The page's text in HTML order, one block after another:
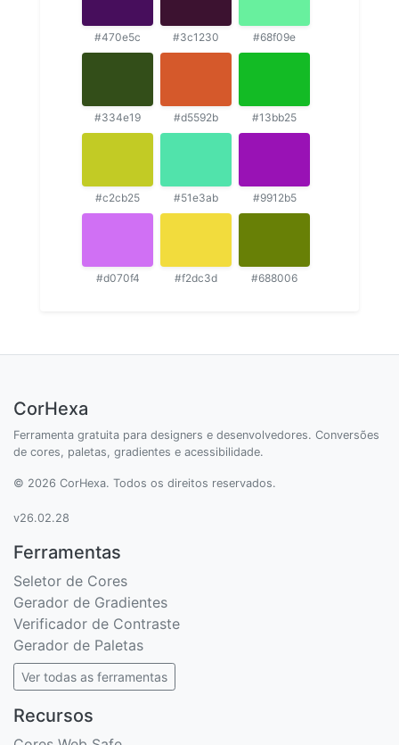
#470e5c #3c1230 #68f09e
#334e19 #d5592b #13bb25
#c2cb25 #51e3ab #9912b5
#d070f4 #f2dc3d #688006
CorHexa
Ferramenta gratuita para designers e desenvolvedores. Conversões
de cores, paletas, gradientes e acessibilidade.
© 2026 CorHexa. Todos os direitos reservados.
v26.02.28
Ferramentas
Seletor de Cores
Gerador de Gradientes
Verificador de Contraste
Gerador de Paletas
Ver todas as ferramentas
Recursos